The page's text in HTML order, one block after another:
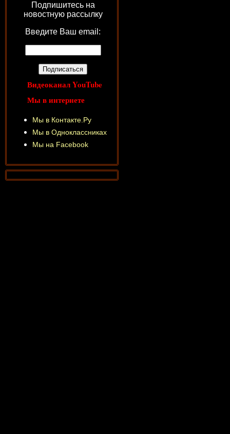
Подпишитесь на
новостную рассылку
Введите Ваш email:
Видеоканал YouTube
Мы в интернете
Мы в Контакте.Ру
Мы в Одноклассниках
Мы на Facebook